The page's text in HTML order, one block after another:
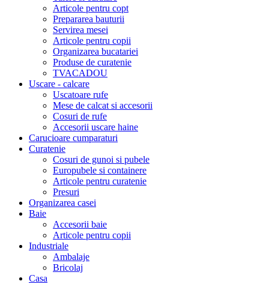
Articole pentru copt
Prepararea bauturii
Servirea mesei
Articole pentru copii
Organizarea bucatariei
Produse de curatenie
TVACADOU
Uscare - calcare
Uscatoare rufe
Mese de calcat si accesorii
Cosuri de rufe
Accesorii uscare haine
Carucioare cumparaturi
Curatenie
Cosuri de gunoi si pubele
Europubele si containere
Articole pentru curatenie
Presuri
Organizarea casei
Baie
Accesorii baie
Articole pentru copii
Industriale
Ambalaje
Bricolaj
Casa